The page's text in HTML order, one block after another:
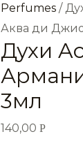
Perfumes/
Аква ди
Духи
3мл
140,00 Р